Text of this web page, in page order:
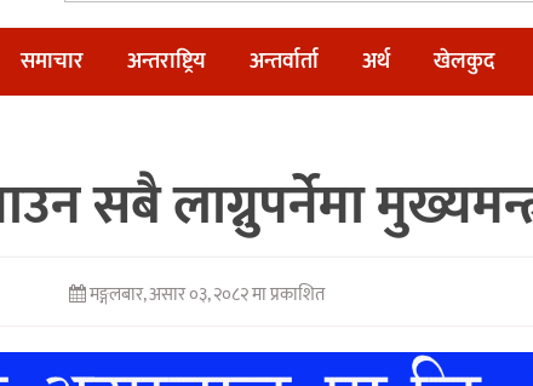
समाचार अन्तराष्ट्रिय अन्तर्वार्ता अर्थ खेलकुद
सबै लाग्नुपर्नेमा
मङ्गलबार, असार ०३, २०८२ मा प्रकाशित